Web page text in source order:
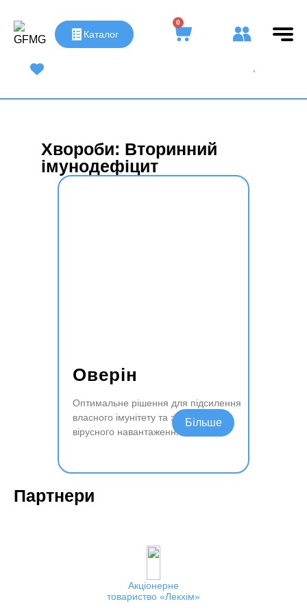
UA | RU
Каталог
0
Хвороби: Вторинний
імунодефіцит
Оверін
Оптимальне рішення для підсилення
власного імунітету та зниження
вірусного навантаження
Читати далі
Партнери
Акціонерне
товариство
Лекхім